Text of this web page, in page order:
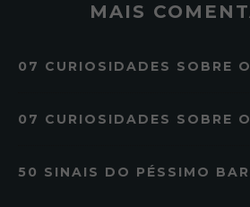
MAIS
07 CURIOSIDADES SOBRE
07 CURIOSIDADES SOBRE
50 SINAIS DO PÉSSIMO